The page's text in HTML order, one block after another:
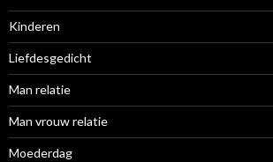
Kinderen
Liefdesgedicht
Man relatie
Man vrouw relatie
Moederdag